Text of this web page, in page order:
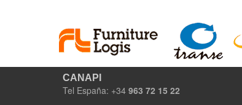
CANAPI
Tel España: +34 963 72 15 22